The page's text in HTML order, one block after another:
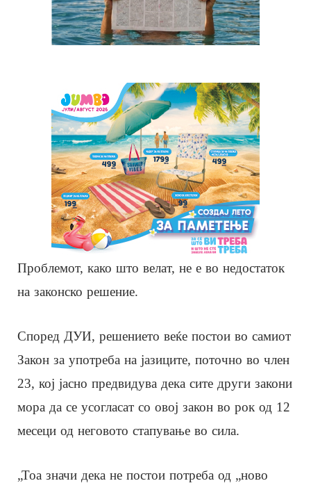
Проблемот, како што велат, не е во недостаток
на законско решение.
Според ДУИ, решението веќе постои во самиот
Закон за употреба на јазиците, поточно во член
23, кој јасно предвидува дека сите други закони
мора да се усогласат со овој закон во рок од 12
месеци од неговото стапување во сила.
„Тоа значи дека не постои потреба од „ново